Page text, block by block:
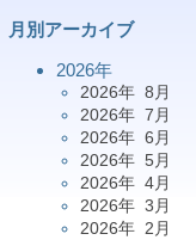
月別アーカイブ
2026年
2026年 8月
2026年 7月
2026年 6月
2026年 5月
2026年 4月
2026年 3月
2026年 2月